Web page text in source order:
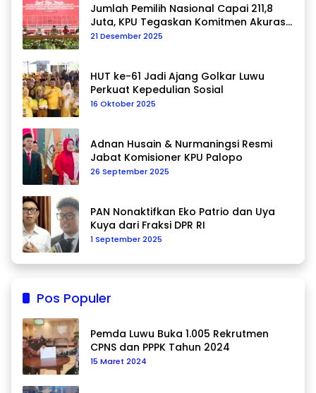
Jumlah Pemilih Nasional Capai 211,8
Juta, KPU Tegaskan Komitmen Akurasi
Data Berkelanjutan
21 Desember 2025
HUT ke-61 Jadi Ajang Golkar Luwu
Perkuat Kepedulian Sosial
16 Oktober 2025
Adnan Husain & Nurmaningsi Resmi
Jabat Komisioner KPU Palopo
26 September 2025
PAN Nonaktifkan Eko Patrio dan Uya
Kuya dari Fraksi DPR RI
1 September 2025
Pos Populer
Pemda Luwu Buka 1.005 Rekrutmen
CPNS dan PPPK Tahun 2024
15 Maret 2024